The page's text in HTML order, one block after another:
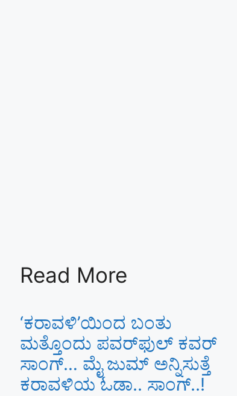
Read More
‘ಕರಾವಳಿ’ಯಿಂದ ಬಂತು
ಮತ್ತೊಂದು ಪವರ್‌ಫುಲ್ ಕವರ್
ಸಾಂಗ್… ಮೈ ಜುಮ್ ಅನ್ನಿಸುತ್ತೆ
ಕರಾವಳಿಯ ಓಡಾ.. ಸಾಂಗ್‌..!